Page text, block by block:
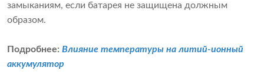
замыканиям, если батарея не защищена должным
образом.
Подробнее: Влияние температуры на литий-ионный
аккумулятор